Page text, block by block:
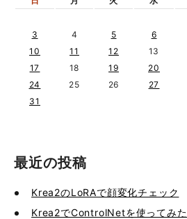
3
4 5 6
10
11 12 13
17
18 19 20
24
25 26 27
31
最近の投稿
Krea2のLoRAで顔変化チェック
Krea2でControlNetを使ってみた